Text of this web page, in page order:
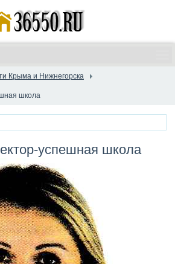
Крыма и Нижнегорска
школа
успешная школа